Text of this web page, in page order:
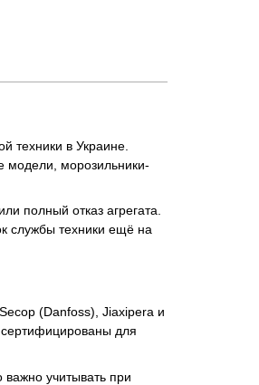
техники в Украине.
модели, морозильники-
полный отказ агрегата.
службы техники ещё на
(Danfoss), Jiaxipera и
сертифицированы для
учитывать при